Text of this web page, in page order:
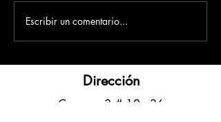
Escribir un comentario...
Dirección
​Carrera 3 # 12 - 36